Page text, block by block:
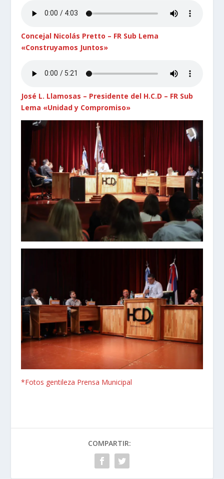
Concejal Nicolás Pretto – FR Sub Lema
«Construyamos Juntos»
José L. Llamosas – Presidente del H.C.D – FR Sub
Lema «Unidad y Compromiso»
*Fotos gentileza Prensa Municipal
COMPARTIR: